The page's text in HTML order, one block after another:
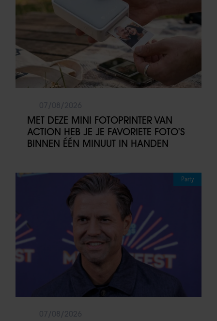
MET DEZE MINI FOTOPRINTER VAN
ACTION HEB JE JE FAVORIETE FOTO’S
BINNEN ÉÉN MINUUT IN HANDEN
Party